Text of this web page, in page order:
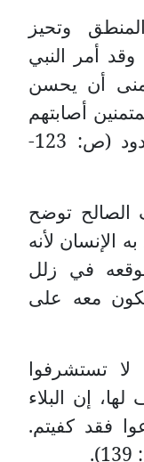
وتحيز
وقد أمر النبي
أن يحسن
أصابتهم
تحفة المودود (ص: 123-
الصالح توضح
الإنسان لأنه
في زلل
معه على
لا تستشرفوا
إن البلاء
فقد كفيتم.